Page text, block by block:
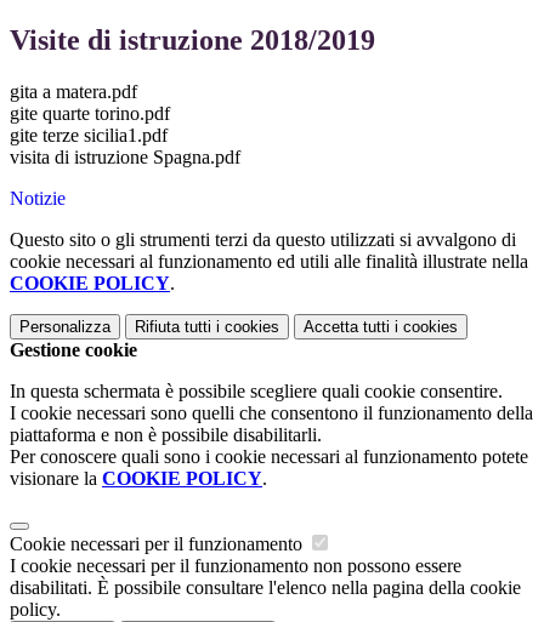
Visite di istruzione 2018/2019
gita a matera.pdf
gite quarte torino.pdf
gite terze sicilia1.pdf
visita di istruzione Spagna.pdf
Notizie
Questo sito o gli strumenti terzi da questo utilizzati si avvalgono di
cookie necessari al funzionamento ed utili alle finalità illustrate nella
COOKIE POLICY.
Personalizza Rifiuta tutti i cookies Accetta tutti i cookies
Gestione cookie
In questa schermata è possibile scegliere quali cookie consentire.
I cookie necessari sono quelli che consentono il funzionamento della
piattaforma e non è possibile disabilitarli.
Per conoscere quali sono i cookie necessari al funzionamento potete
visionare la COOKIE POLICY.
Cookie necessari per il funzionamento
I cookie necessari per il funzionamento non possono essere
disabilitati. È possibile consultare l'elenco nella pagina della cookie
policy.